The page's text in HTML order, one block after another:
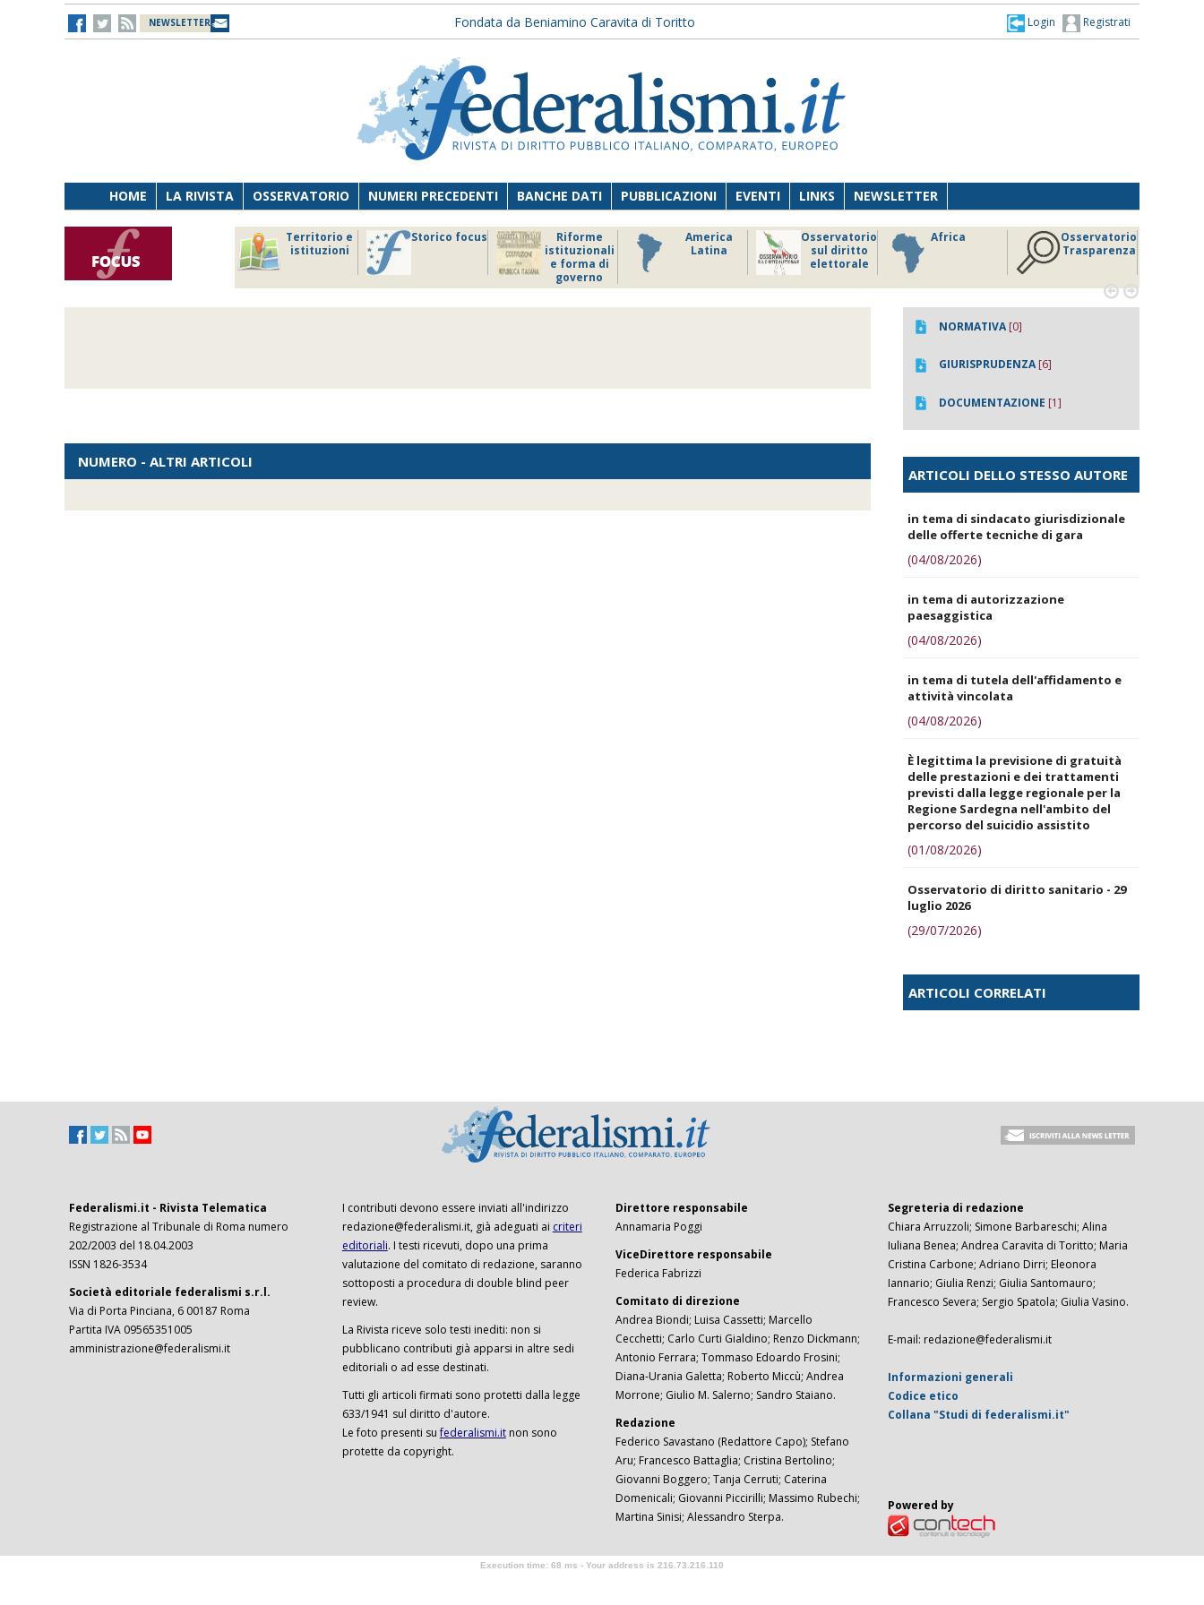
NEWSLETTER Fondata da Beniamino Caravita di Toritto Registrati
Login
HOME LA RIVISTA OSSERVATORIO NUMERI PRECEDENTI BANCHE DATI PUBBLICAZIONI EVENTI LINKS NEWSLETTER
Territorio e
istituzioni
Storico focus
Riforme
istituzionali
e forma di
governo
America
Latina
Osservatorio
sul diritto
elettorale
Africa
Osservatorio
Trasparenza
 
NUMERO - ALTRI ARTICOLI
NORMATIVA[0]
GIURISPRUDENZA[6]
DOCUMENTAZIONE [1]
ARTICOLI DELLO STESSO AUTORE
in tema di sindacato giurisdizionale
delle offerte tecniche di gara
(04/08/2026)
in tema di autorizzazione
paesaggistica
(04/08/2026)
in tema di tutela dell'affidamento e
attività vincolata
(04/08/2026)
È legittima la previsione di gratuità
delle prestazioni e dei trattamenti
previsti dalla legge regionale per la
Regione Sardegna nell'ambito del
percorso del suicidio assistito
(01/08/2026)
Osservatorio di diritto sanitario - 29
luglio 2026
(29/07/2026)
ARTICOLI CORRELATI
Federalismi.it - Rivista Telematica
Registrazione al Tribunale di Roma numero
202/2003 del 18.04.2003
ISSN 1826-3534
Società editoriale federalismi s.r.l.
Via di Porta Pinciana, 6 00187 Roma
Partita IVA 09565351005
amministrazione@federalismi.it
I contributi devono essere inviati all'indirizzo
redazione@federalismi.it, già adeguati ai criteri
editoriali. I testi ricevuti, dopo una prima
valutazione del comitato di redazione, saranno
sottoposti a procedura di double blind peer
review.
La Rivista riceve solo testi inediti: non si
pubblicano contributi già apparsi in altre sedi
editoriali o ad esse destinati.
Tutti gli articoli firmati sono protetti dalla legge
633/1941 sul diritto d'autore.
Le foto presenti sufederalismi.itnon sono
protette da copyright.
Direttore responsabile
Annamaria Poggi
ViceDirettore responsabile
Federica Fabrizzi
Comitato di direzione
Andrea Biondi; Luisa Cassetti; Marcello
Cecchetti; Carlo Curti Gialdino; Renzo Dickmann;
Antonio Ferrara; Tommaso Edoardo Frosini;
Diana-Urania Galetta; Roberto Miccù; Andrea
Morrone; Giulio M. Salerno; Sandro Staiano.
Redazione
Federico Savastano (Redattore Capo); Stefano
Aru; Francesco Battaglia; Cristina Bertolino;
Giovanni Boggero; Tanja Cerruti; Caterina
Domenicali; Giovanni Piccirilli; Massimo Rubechi;
Martina Sinisi; Alessandro Sterpa.
Segreteria di redazione
Chiara Arruzzoli; Simone Barbareschi; Alina
Iuliana Benea; Andrea Caravita di Toritto; Maria
Cristina Carbone; Adriano Dirri; Eleonora
Iannario; Giulia Renzi; Giulia Santomauro;
Francesco Severa; Sergio Spatola; Giulia Vasino.
E-mail: redazione@federalismi.it
Informazioni generali
Codice etico
Collana "Studi di federalismi.it"
Powered by
Execution time: 68 ms - Your address is 216.73.216.110